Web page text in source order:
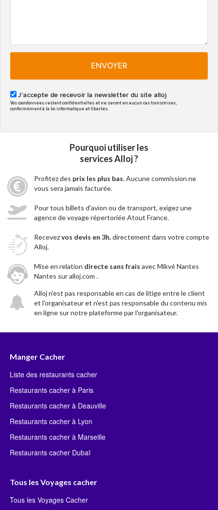
ENVOYER
J'accepte de recevoir la newsletter du site alloj
Vos coordonnées restent confidentielles et ne seront en aucun cas transmises,
conformément à la loi informatique et libertés.
Pourquoi utiliser les
services Alloj ?
Profitez des prix les plus bas. Aucune commission ne
vous sera jamais facturée.
Pour tous billets d'avion ou de transport, exigez une
agence de voyage répertoriée Atout France.
Recevezvos devis en 3h, directement dans votre compte
Alloj.
Mise en relation directe sans frais avec Mikvé Nantes
Nantes sur alloj.com .
Alloj n'est pas responsable en cas de litige entre le client
et l’organisateur et n'est pas responsable du contenu mis
en ligne sur notre plateforme par l'organisateur.
Manger Cacher
Liste des restaurants cacher
Restaurants cacher à Paris
Restaurants cacher à Deauville
Restaurants cacher à Lyon
Restaurants cacher à Marseille
Restaurants cacher Dubaï
Tous les Voyages cacher
Tous les Voyages Cacher